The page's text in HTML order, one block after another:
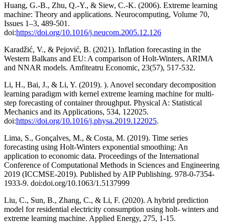
Huang, G.-B., Zhu, Q.-Y., & Siew, C.-K. (2006). Extreme learning
machine: Theory and applications. Neurocomputing, Volume 70,
Issues 1–3, 489-501.
doi:https://doi.org/10.1016/j.neucom.2005.12.126
Karadžić, V., & Pejović, B. (2021). Inflation forecasting in the
Western Balkans and EU: A comparison of Holt-Winters, ARIMA
and NNAR models. Amfiteatru Economic, 23(57), 517-532.
Li, H., Bai, J., & Li, Y. (2019). ). Anovel secondary decomposition
learning paradigm with kernel extreme learning machine for multi-
step forecasting of container throughput. Physical A: Statistical
Mechanics and its Applications, 534, 122025.
doi:https://doi.org/10.1016/j.physa.2019.122025.
Lima, S., Gonçalves, M., & Costa, M. (2019). Time series
forecasting using Holt-Winters exponential smoothing: An
application to economic data. Proceedings of the International
Conference of Computational Methods in Sciences and Engineering
2019 (ICCMSE-2019). Published by AIP Publishing. 978-0-7354-
1933-9. doi:doi.org/10.1063/1.5137999
Liu, C., Sun, B., Zhang, C., & Li, F. (2020). A hybrid prediction
model for residential electricity consumption using holt- winters and
extreme learning machine. Applied Energy, 275, 1-15.